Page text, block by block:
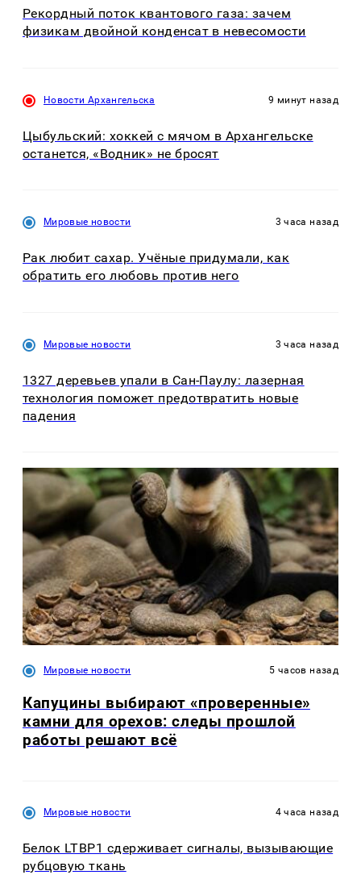
Рекордный поток квантового газа: зачем
физикам двойной конденсат в невесомости
Новости Архангельска 9 минут назад
Цыбульский: хоккей с мячом в Архангельске
останется, «Водник» не бросят
Мировые новости 3 часа назад
Рак любит сахар. Учёные придумали, как
обратить его любовь против него
Мировые новости 3 часа назад
1327 деревьев упали в Сан-Паулу: лазерная
технология поможет предотвратить новые
падения
Мировые новости 5 часов назад
Капуцины выбирают «проверенные»
камни для орехов: следы прошлой
работы решают всё
Мировые новости 4 часа назад
Белок LTBP1 сдерживает сигналы, вызывающие
рубцовую ткань